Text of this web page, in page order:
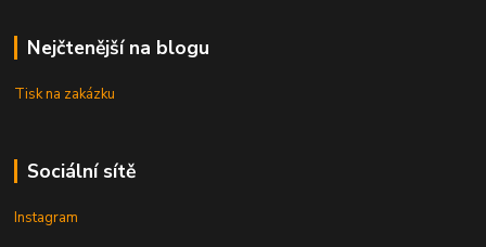
Nejčtenější na blogu
Tisk na zakázku
Sociální sítě
Instagram